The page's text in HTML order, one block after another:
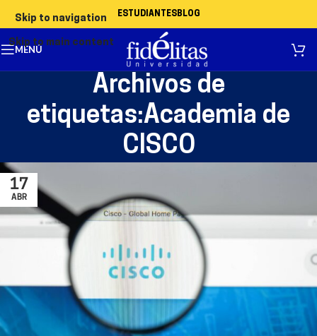
Skip to navigation
Skip to main content
ESTUDIANTESBLOG
MENÚ
Archivos de
etiquetas:Academia de
CISCO
17
ABR